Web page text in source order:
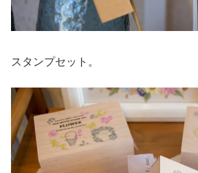
スタンプセット。